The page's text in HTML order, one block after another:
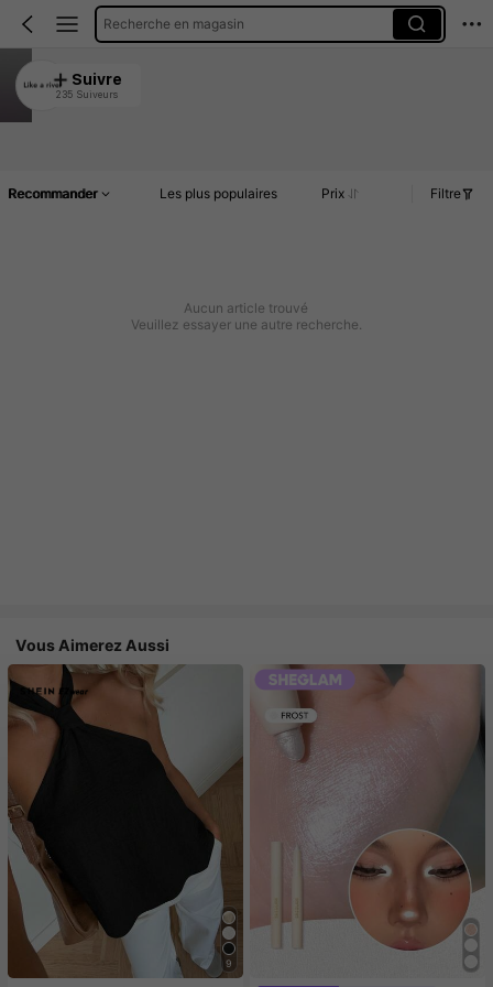
Recherche en magasin
Like a river
4.80
Suivre
235 Suiveurs
Recommander Les plus populaires Prix Filtre
Aucun article trouvé
Veuillez essayer une autre recherche.
Vous Aimerez Aussi
9